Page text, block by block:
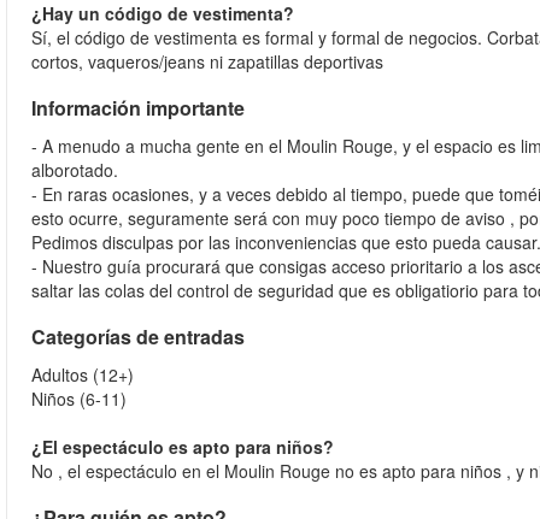
¿Hay un código de vestimenta?
Sí, el código de vestimenta es formal y formal de negocios.
cortos, vaqueros/jeans ni zapatillas deportivas
Información importante
- A menudo a mucha gente en el Moulin Rouge, y el espacio es
alborotado.
- En raras ocasiones, y a veces debido al tiempo, puede que
esto ocurre, seguramente será con muy poco tiempo de aviso ,
Pedimos disculpas por las inconveniencias que esto pueda causar.
- Nuestro guía procurará que consigas acceso prioritario a los
saltar las colas del control de seguridad que es obligatiorio para
Categorías de entradas
Adultos (12+)
Niños (6-11)
¿El espectáculo es apto para niños?
No , el espectáculo en el Moulin Rouge no es apto para niños ,